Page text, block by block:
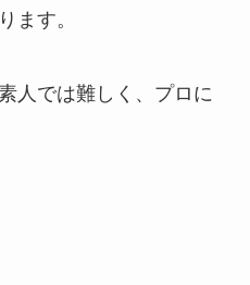
ます。
人では難しく、プロに